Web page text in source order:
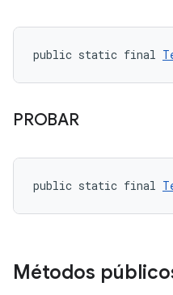
public static final
PROBAR
public static final
Métodos